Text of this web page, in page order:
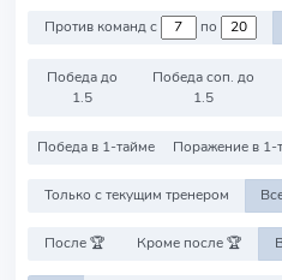
Против команд с по
Победа до
1.5
Победа соп. до
1.5
Победа в 1-тайме Поражение в 1-
Только с текущим тренером
После 🏆 Кроме после 🏆